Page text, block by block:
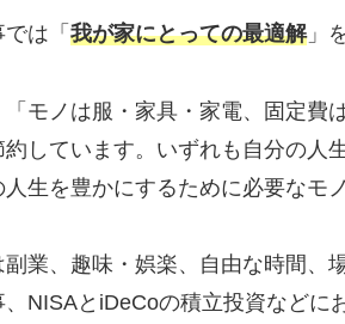
は「 我が家にとっての最適解」
モノは服・家具・家電、固定費
しています。いずれも自分の人
人生を豊かにするために必要な
業、趣味・娯楽、自由な時間、
NISAとiDeCoの積立投資などに